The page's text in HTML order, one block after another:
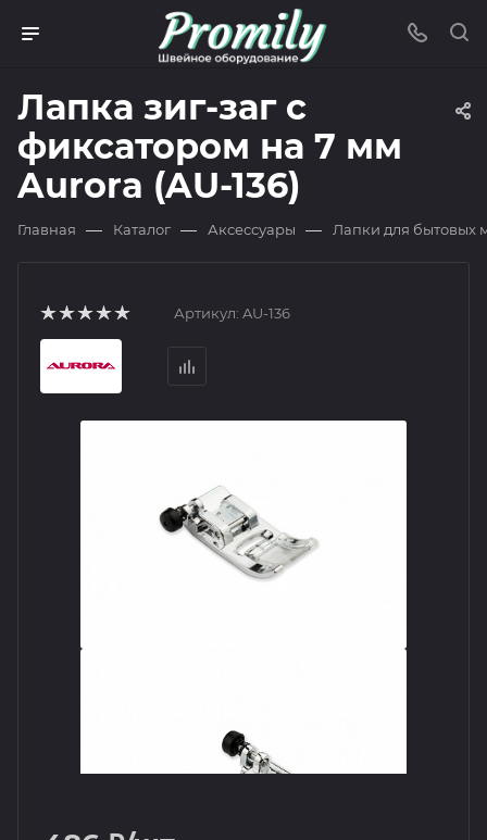
Лапка зиг-заг с
фиксатором на 7 мм
Aurora (AU-136)
Главная — Каталог — Аксессуары — Лапки для бытовых
Артикул: AU-136